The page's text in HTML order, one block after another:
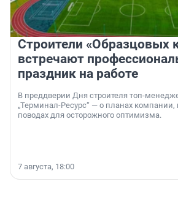
Строители «Образцовых
встречают
праздник на работе
В преддверии Дня строителя топ-
„Терминал-Ресурс“ — о планах компании,
поводах для осторожного оптимизма.
7 августа, 18:00